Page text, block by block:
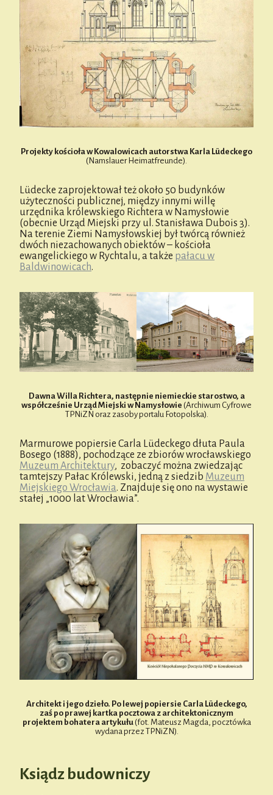
Projekty kościoła w Kowalowicach autorstwa Karla Lüdeckego
(Namslauer Heimatfreunde).
Lüdecke zaprojektował też około 50 budynków
użyteczności publicznej, między innymi willę
urzędnika królewskiego Richtera w Namysłowie
(obecnie Urząd Miejski przy ul. Stanisława Dubois 3).
Na terenie Ziemi Namysłowskiej był twórcą również
dwóch niezachowanych obiektów – kościoła
ewangelickiego w Rychtalu, a także pałacu w
Baldwinowicach.
Dawna Willa Richtera, następnie niemieckie starostwo, a
współcześnie Urząd Miejski w Namysłowie (Archiwum Cyfrowe
TPNiZN oraz zasoby portalu Fotopolska).
Marmurowe popiersie Carla Lüdeckego dłuta Paula
Bosego (1888), pochodzące ze zbiorów wrocławskiego
Muzeum Architektury, zobaczyć można zwiedzając
tamtejszy Pałac Królewski, jedną z siedzib Muzeum
Miejskiego Wrocławia. Znajduje się ono na wystawie
stałej „1000 lat Wrocławia”.
Architekt i jego dzieło. Po lewej popiersie Carla Lüdeckego,
zaś po prawej kartka pocztowa z architektonicznym
projektem bohatera artykułu(fot. Mateusz Magda, pocztówka
wydana przez TPNiZN).
Ksiądz budowniczy